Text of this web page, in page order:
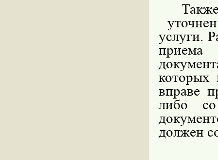
услуги.
приема
которых
вправе
либо со
должен